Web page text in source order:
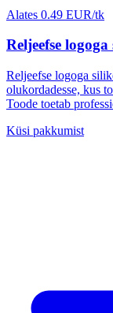
Alates 0.49 EUR/tk
Reljeefse
Reljeefse logoga
olukordadesse, kus
Toode toetab
Küsi pakkumist